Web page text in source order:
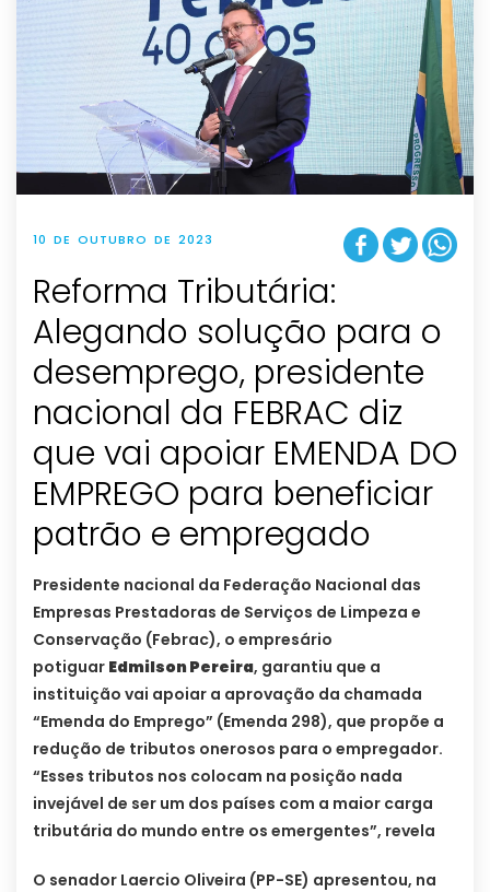
10 DE OUTUBRO DE 2023
Reforma Tributária:
Alegando solução para o
desemprego, presidente
nacional da FEBRAC diz
que vai apoiar EMENDA DO
EMPREGO para beneficiar
patrão e empregado
Presidente nacional da Federação Nacional das
Empresas Prestadoras de Serviços de Limpeza e
Conservação (Febrac), o empresário
potiguar Edmilson Pereira, garantiu que a
instituição vai apoiar a aprovação da chamada
“Emenda do Emprego” (Emenda 298), que propõe a
redução de tributos onerosos para o empregador.
“Esses tributos nos colocam na posição nada
invejável de ser um dos países com a maior carga
tributária do mundo entre os emergentes”, revela
O senador Laercio Oliveira (PP-SE) apresentou, na